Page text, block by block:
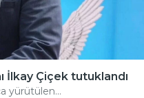
İlkay Çiçek tutuklandı
yürütülen...